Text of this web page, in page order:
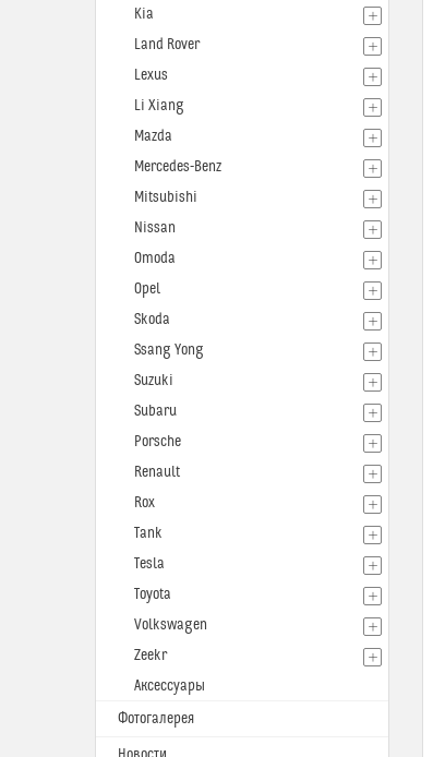
Kia
Land Rover
Lexus
Li Xiang
Mazda
Mercedes-Benz
Mitsubishi
Nissan
Omoda
Opel
Skoda
Ssang Yong
Suzuki
Subaru
Porsche
Renault
Rox
Tank
Tesla
Toyota
Volkswagen
Zeekr
Аксессуары
Фотогалерея